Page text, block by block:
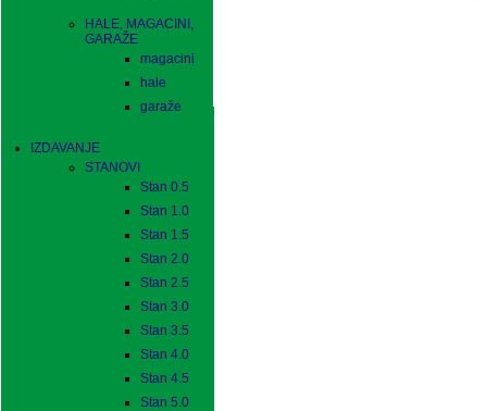
HALE, MAGACINI,
GARAŽE
magacini
hale
garaže
IZDAVANJE
STANOVI
Stan 0.5
Stan 1.0
Stan 1.5
Stan 2.0
Stan 2.5
Stan 3.0
Stan 3.5
Stan 4.0
Stan 4.5
Stan 5.0